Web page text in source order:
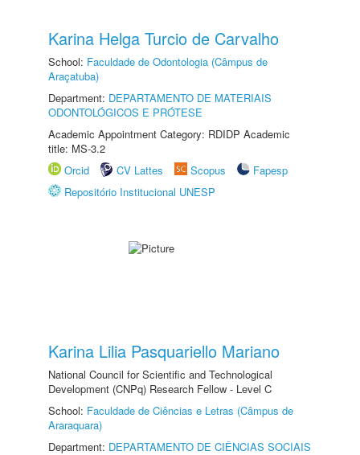
Karina Helga Turcio de Carvalho
School: Faculdade de Odontologia (Câmpus de
Araçatuba)
Department: DEPARTAMENTO DE MATERIAIS
ODONTOLÓGICOS E PRÓTESE
Academic Appointment Category: RDIDP Academic
title: MS-3.2
Orcid
CV Lattes Scopus
Fapesp
Repositório Institucional UNESP
Karina Lilia Pasquariello Mariano
National Council for Scientific and Technological
Development (CNPq) Research Fellow - Level C
School: Faculdade de Ciências e Letras (Câmpus de
Araraquara)
Department: DEPARTAMENTO DE CIÊNCIAS SOCIAIS